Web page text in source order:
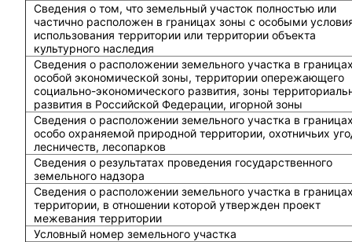
Сведения о том, что земельный участок полностью или
частично расположен в границах зоны с особыми
использования территории или территории объекта
культурного наследия
Сведения о расположении земельного участка в
особой экономической зоны, территории опережающего
социально-экономического развития, зоны
развития в Российской Федерации, игорной зоны
Сведения о расположении земельного участка в
особо охраняемой природной территории, охотничьих
лесничеств, лесопарков
Сведения о результатах проведения государственного
земельного надзора
Сведения о расположении земельного участка в
территории, в отношении которой утвержден проект
межевания территории
Условный номер земельного участка